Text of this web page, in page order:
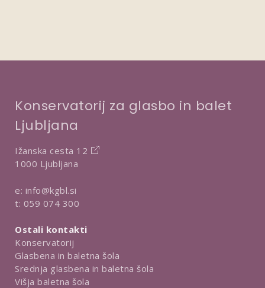
Konservatorij za glasbo in balet
Ljubljana
Ižanska cesta 12
1000 Ljubljana
e: info@kgbl.si
t: 059 074 300
Ostali kontakti
Konservatorij
Glasbena in baletna šola
Srednja glasbena in baletna šola
Višja baletna šola